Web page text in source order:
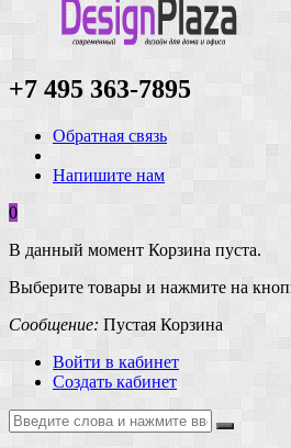
+7 495 363-7895
Обратная связь
Напишите нам
0
В данный момент Корзина пуста.
Выберите товары и нажмите на
Сообщение: Пустая Корзина
Войти в кабинет
Создать кабинет